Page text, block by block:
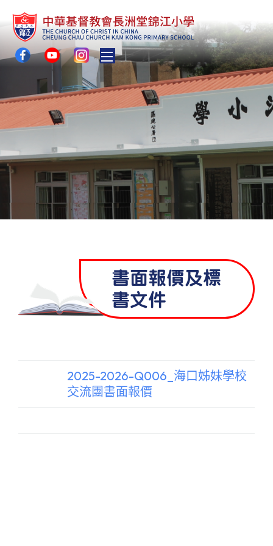
Toggle main menu visibility
書面報價及標
書文件
2025-2026-Q006_海口姊妹學校
交流團書面報價